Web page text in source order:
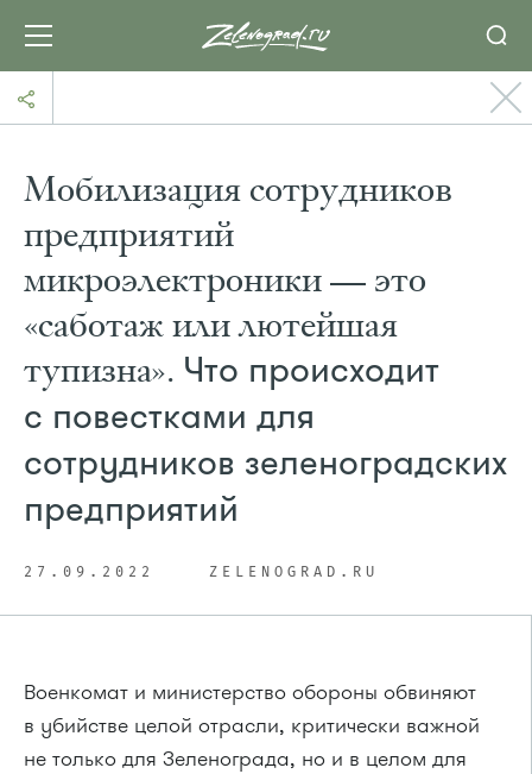
Мобилизация сотрудников
предприятий
микроэлектроники — это
«саботаж или лютейшая
тупизна». Что происходит
с повестками для
сотрудников зеленоградских
предприятий
27.09.2022 ZELENOGRAD.RU
Военкомат и министерство обороны обвиняют
в убийстве целой отрасли, критически важной
не только для Зеленограда, но и в целом для